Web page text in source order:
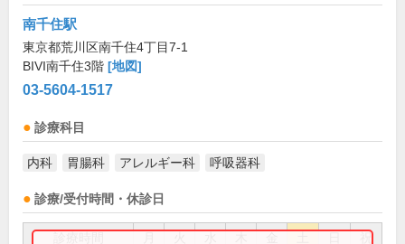
南千住駅
東京都荒川区南千住4丁目7-1
BIVI南千住3階 [地図]
03-5604-1517
診療科目
内科 胃腸科 アレルギー科 呼吸器科
診療/受付時間・休診日
祝